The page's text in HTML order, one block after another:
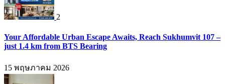
2
Your Affordable Urban Escape Awaits, Reach Sukhumvit 107 –
just 1.4 km from BTS Bearing
15 พฤษภาคม 2026